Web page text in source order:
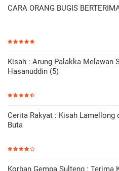
CARA ORANG BUGIS
Kisah : Arung Palakka Melawan
Hasanuddin (5)
Cerita Rakyat : Kisah Lamellong
Buta
Korban Gempa Sulteng : Terima